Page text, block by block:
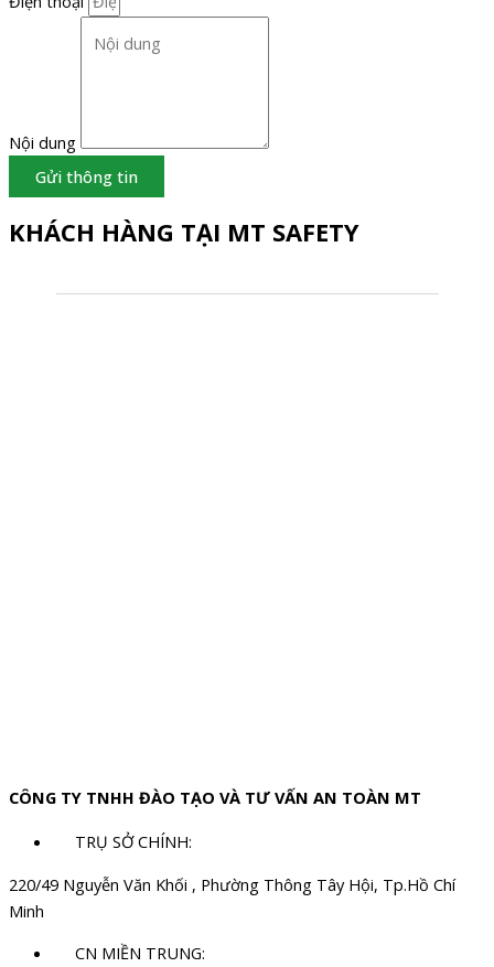
Nội dung
Gửi thông tin
KHÁCH HÀNG TẠI MT SAFETY
CÔNG TY TNHH ĐÀO TẠO VÀ TƯ VẤN AN TOÀN MT
TRỤ SỞ CHÍNH:
220/49 Nguyễn Văn Khối , Phường Thông Tây Hội, Tp.Hồ Chí
Minh
CN MIỀN TRUNG: